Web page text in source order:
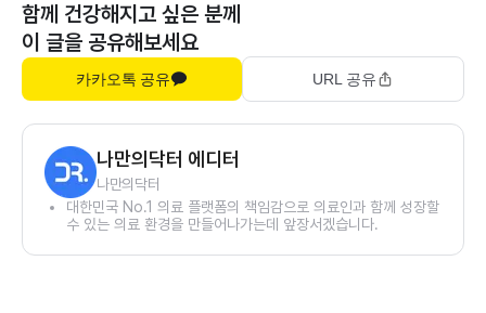
함께 건강해지고 싶은 분께
이 글을 공유해보세요
카카오톡 공유 URL 공유
나만의닥터 에디터
나만의닥터
대한민국 No.1 의료 플랫폼의 책임감으로 의료인과 함께 성장할
수 있는 의료 환경을 만들어나가는데 앞장서겠습니다.